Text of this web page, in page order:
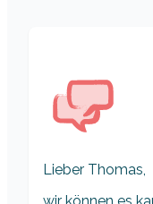
Lieber Thomas,